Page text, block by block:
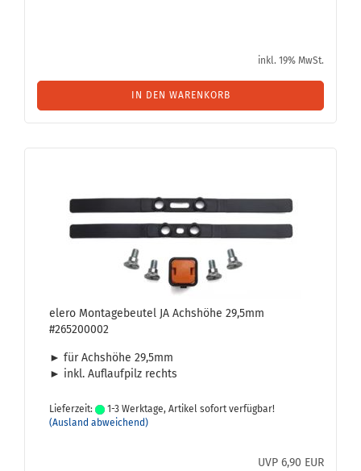
inkl. 19% MwSt.
IN DEN WARENKORB
elero Mon­ta­ge­beu­tel JA Achs­hö­he 29,5mm
#265200002
► für Achs­hö­he 29,5mm
► inkl. Auf­lauf­pilz rechts
Lieferzeit:
1-3 Werktage, Artikel sofort verfügbar!
(Ausland abweichend)
UVP 6,90 EUR